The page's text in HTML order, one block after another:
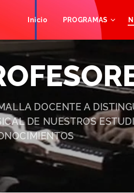
Inicio PROGRAMAS
DOCENTE A
DE NUESTROS